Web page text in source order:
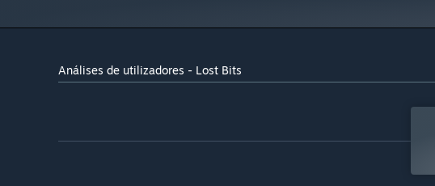
Análises de utilizadores - Lost Bits